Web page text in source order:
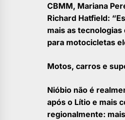
CBMM, Mariana
Richard Hatfield:
mais as
para motocicletas
Motos, carros e
Nióbio não é
após o Lítio e mais
regionalmente: